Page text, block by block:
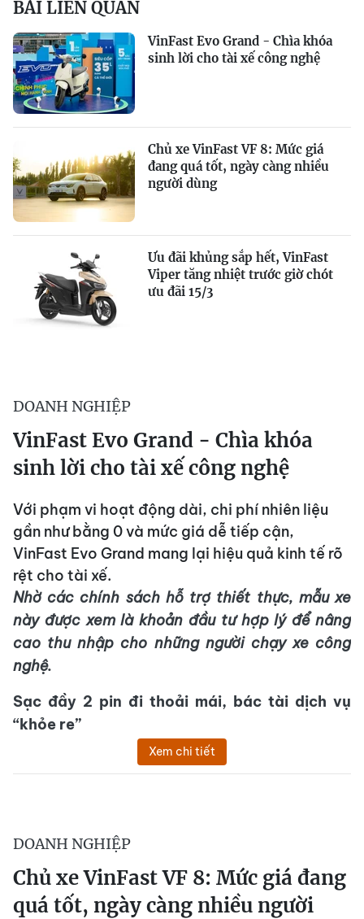
BÀI LIÊN QUAN
VinFast Evo Grand - Chìa khóa
sinh lời cho tài xế công nghệ
Chủ xe VinFast VF 8: Mức giá
đang quá tốt, ngày càng nhiều
người dùng
Ưu đãi khủng sắp hết, VinFast
Viper tăng nhiệt trước giờ chót
ưu đãi 15/3
DOANH NGHIỆP
VinFast Evo Grand - Chìa khóa
sinh lời cho tài xế công nghệ
Với phạm vi hoạt động dài, chi phí nhiên liệu
gần như bằng 0 và mức giá dễ tiếp cận,
VinFast Evo Grand mang lại hiệu quả kinh tế rõ
rệt cho tài xế.
Nhờ các chính sách hỗ trợ thiết thực, mẫu xe
này được xem là khoản đầu tư hợp lý để nâng
cao thu nhập cho những người chạy xe công
nghệ.
Sạc đầy 2 pin đi thoải mái, bác tài dịch vụ
“khỏe re”
Xem chi tiết
DOANH NGHIỆP
Chủ xe VinFast VF 8: Mức giá đang
quá tốt, ngày càng nhiều người